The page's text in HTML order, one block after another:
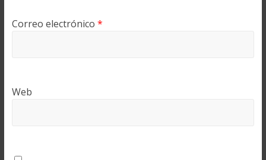
Correo electrónico *
Web